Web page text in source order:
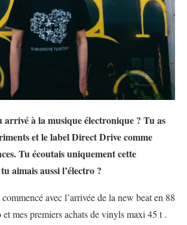
à la musique électronique ? Tu as
et le label Direct Drive comme
Tu écoutais uniquement cette
aimais aussi l’électro ?
avec l’arrivée de la new beat en 88
et mes premiers achats de vinyls maxi 45 t .